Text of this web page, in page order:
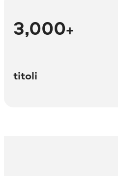
3,000+
titoli